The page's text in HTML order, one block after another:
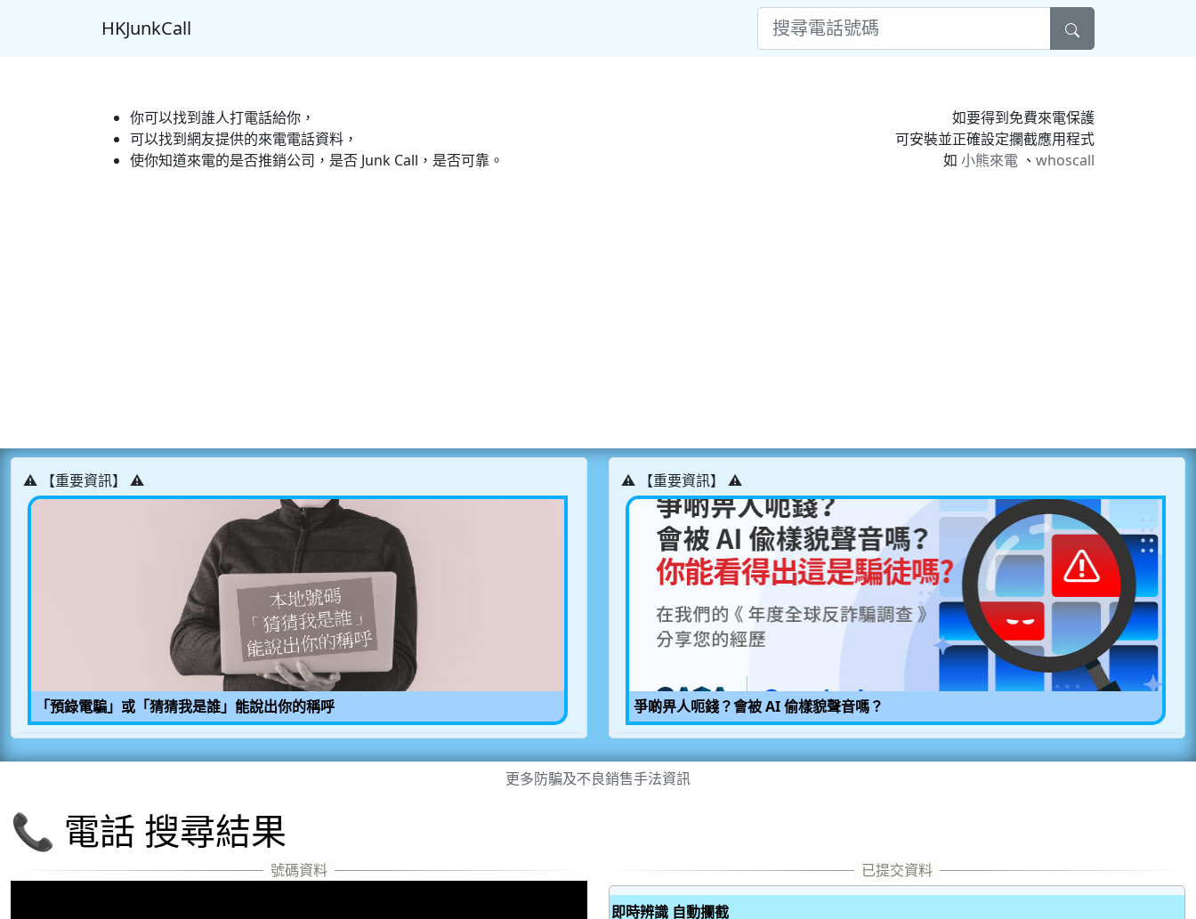
HKJunkCall
你可以找到誰人打電話給你，
可以找到網友提供的來電電話資料，
使你知道來電的是否推銷公司，是否 Junk Call，是否可靠。
如要得到免費來電保護
可安裝並正確設定攔截應用程式
如 小熊來電 、 whoscall
⚠️ 【重要資訊】 ⚠️
「預錄電騙」或「猜猜我是誰」能說出你的稱呼
⚠️ 【重要資訊】 ⚠️
爭啲畀人呃錢？會被 AI 偷樣貌聲音嗎？
更多防騙及不良銷售手法資訊
📞 電話 搜尋結果
即時辨識 自動攔截